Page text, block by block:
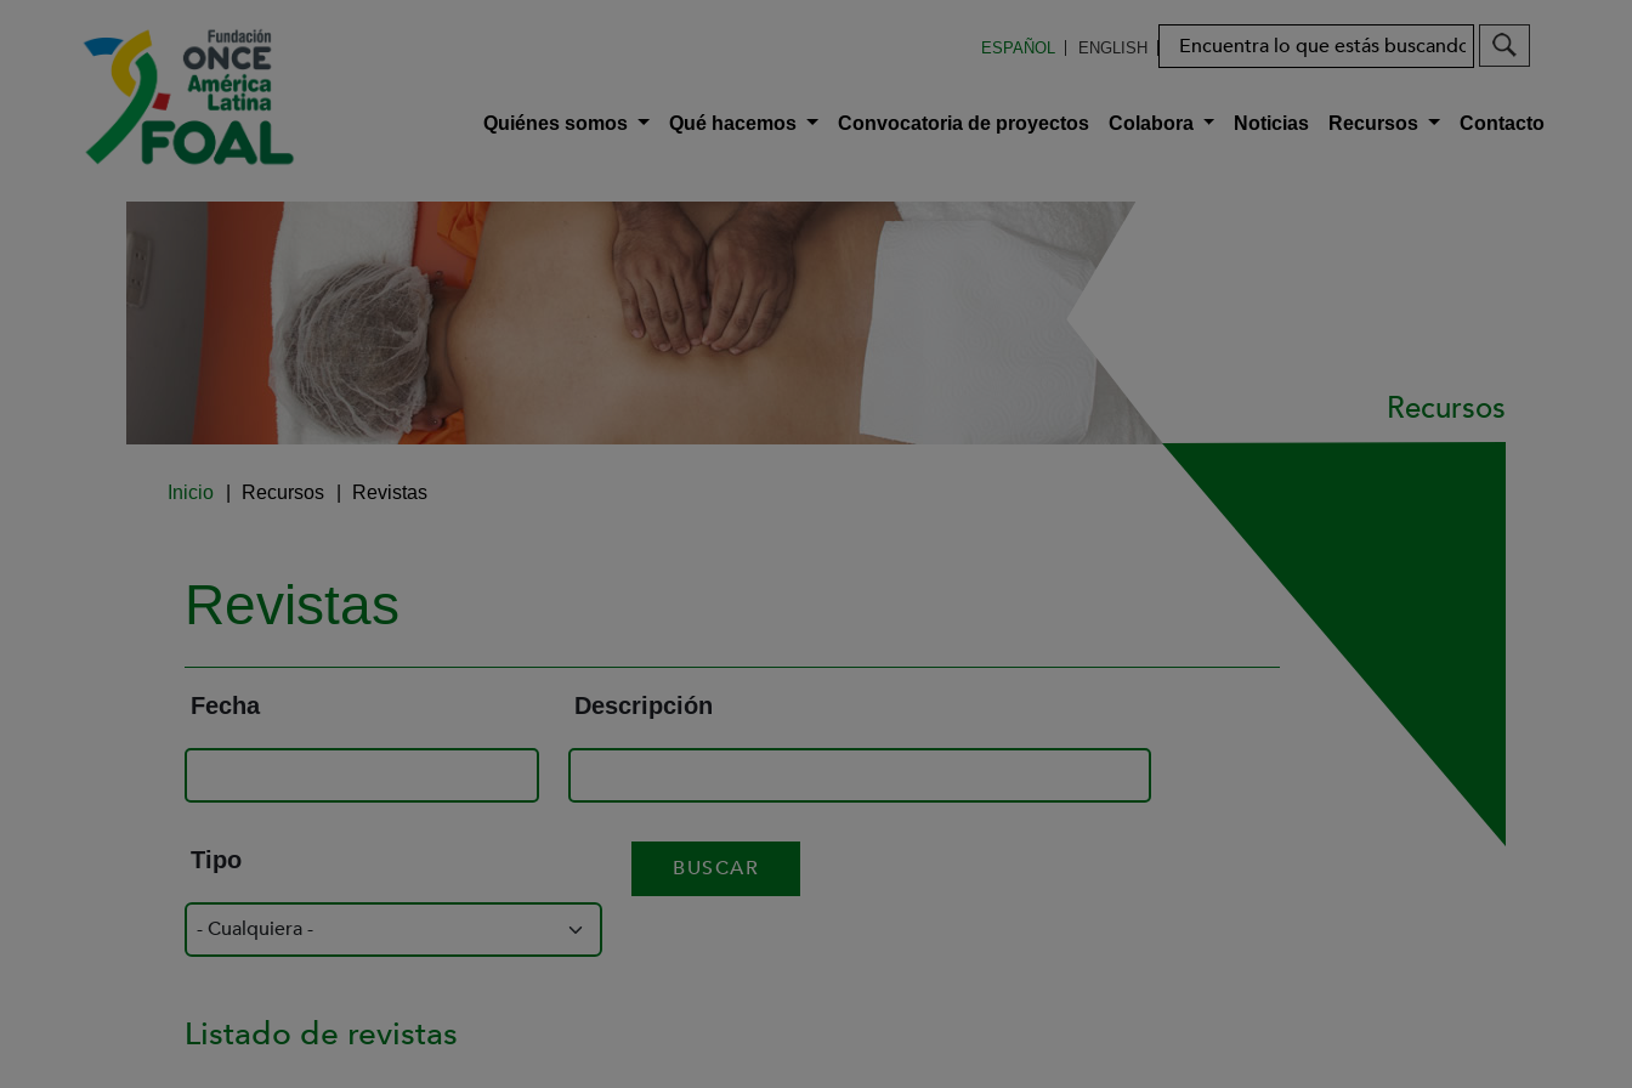
Logo de Fundación ONCE en América Latina (FOAL)ESPAÑOL ENGLISH
Buscar
Quiénes somos Qué hacemos Convocatoria de proyectos Colabora Noticias Recursos Contacto
Recursos
Ruta de navegación
Inicio Recursos Revistas
Revistas
Fecha Descripción
Tipo
Listado de revistas